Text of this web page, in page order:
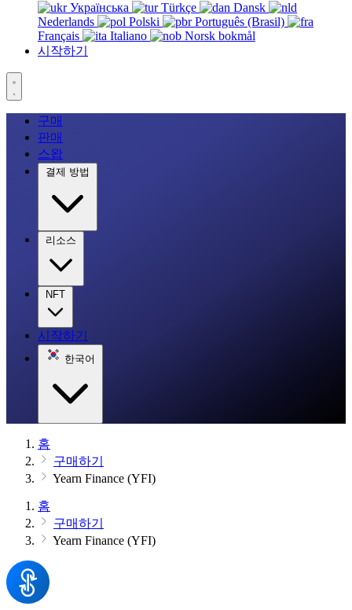
Українська
Türkçe
Dansk
Nederlands
Polski
Português (Brasil)
Français
Italiano
Norsk bokmål
시작하기
구매
판매
스왑
결제 방법
리소스
NFT
시작하기
한국어
홈
구매하기
Yearn Finance (YFI)
홈
구매하기
Yearn Finance (YFI)